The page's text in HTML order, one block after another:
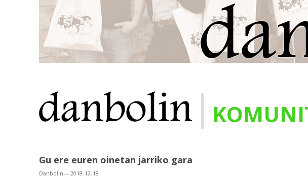
|
Gu ere euren oinetan jarriko gara
Danbolin— 2018-12-18